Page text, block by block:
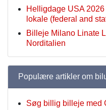
Helligdage USA
lokale (federal and
Billeje Milano Linate
Norditalien
Populære artikler om
Søg billig billeje med